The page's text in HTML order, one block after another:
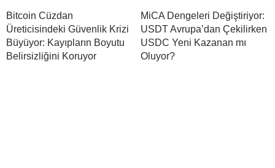
Bitcoin Cüzdan
Üreticisindeki Güvenlik Krizi
Büyüyor: Kayıpların Boyutu
Belirsizliğini Koruyor
MiCA Dengeleri Değiştiriyor:
USDT Avrupa’dan Çekilirken
USDC Yeni Kazanan mı
Oluyor?